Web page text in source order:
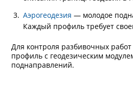
Аэрогеодезия — молодое
Каждый профиль требует
Для контроля разбивочных
профиль с геодезическим
поднаправлений.